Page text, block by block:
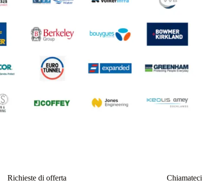
Richieste di offerta
Chiamateci